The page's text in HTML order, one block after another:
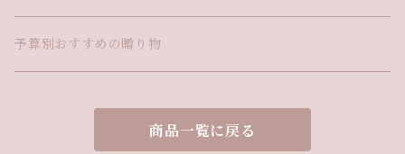
予算別おすすめの贈り物
商品一覧に戻る